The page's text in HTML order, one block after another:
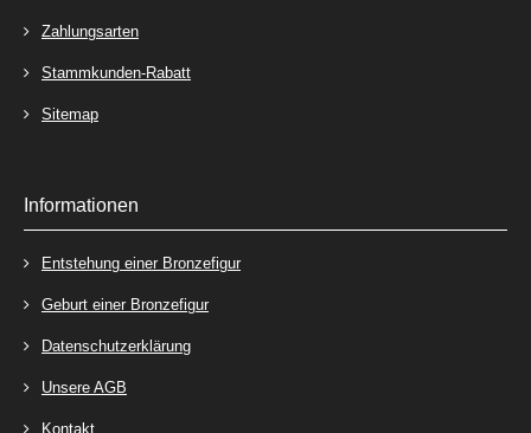
Zahlungsarten
Stammkunden-Rabatt
Sitemap
Informationen
Entstehung einer Bronzefigur
Geburt einer Bronzefigur
Datenschutzerklärung
Unsere AGB
Kontakt